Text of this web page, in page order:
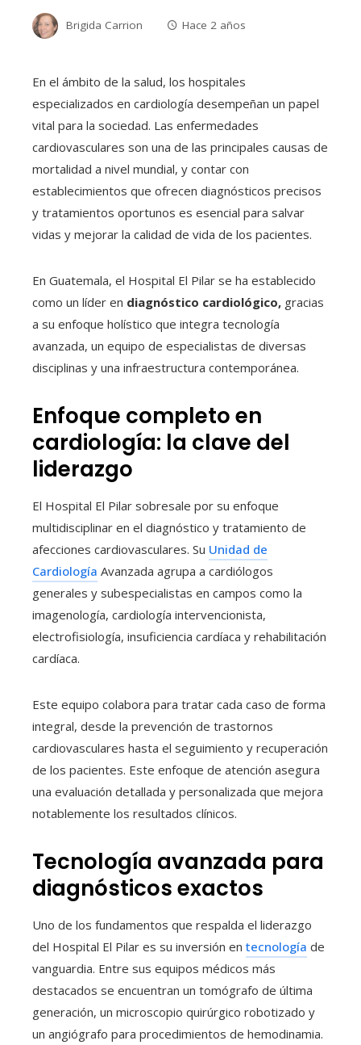
Brigida Carrion Hace 2 años
En el ámbito de la salud, los hospitales
especializados en cardiología desempeñan un papel
vital para la sociedad. Las enfermedades
cardiovasculares son una de las principales causas de
mortalidad a nivel mundial, y contar con
establecimientos que ofrecen diagnósticos precisos
y tratamientos oportunos es esencial para salvar
vidas y mejorar la calidad de vida de los pacientes.
En Guatemala, el Hospital El Pilar se ha establecido
como un líder en diagnóstico cardiológico, gracias
a su enfoque holístico que integra tecnología
avanzada, un equipo de especialistas de diversas
disciplinas y una infraestructura contemporánea.
Enfoque completo en
cardiología: la clave del
liderazgo
El Hospital El Pilar sobresale por su enfoque
multidisciplinar en el diagnóstico y tratamiento de
afecciones cardiovasculares. Su Unidad de
Cardiología Avanzada agrupa a cardiólogos
generales y subespecialistas en campos como la
imagenología, cardiología intervencionista,
electrofisiología, insuficiencia cardíaca y rehabilitación
cardíaca.
Este equipo colabora para tratar cada caso de forma
integral, desde la prevención de trastornos
cardiovasculares hasta el seguimiento y recuperación
de los pacientes. Este enfoque de atención asegura
una evaluación detallada y personalizada que mejora
notablemente los resultados clínicos.
Tecnología avanzada para
diagnósticos exactos
Uno de los fundamentos que respalda el liderazgo
del Hospital El Pilar es su inversión en tecnología de
vanguardia. Entre sus equipos médicos más
destacados se encuentran un tomógrafo de última
generación, un microscopio quirúrgico robotizado y
un angiógrafo para procedimientos de hemodinamia.